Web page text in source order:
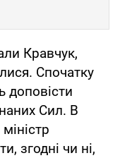
Кравчук,
Спочатку
доповісти
Сил. В
згодні чи ні,